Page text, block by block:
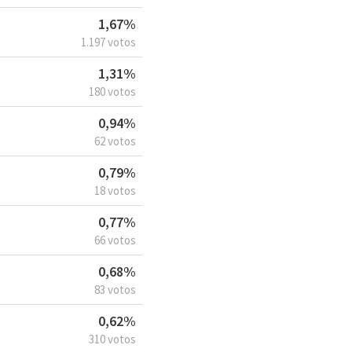
1,67%
1.197 votos
1,31%
180 votos
0,94%
62 votos
0,79%
18 votos
0,77%
66 votos
0,68%
83 votos
0,62%
310 votos